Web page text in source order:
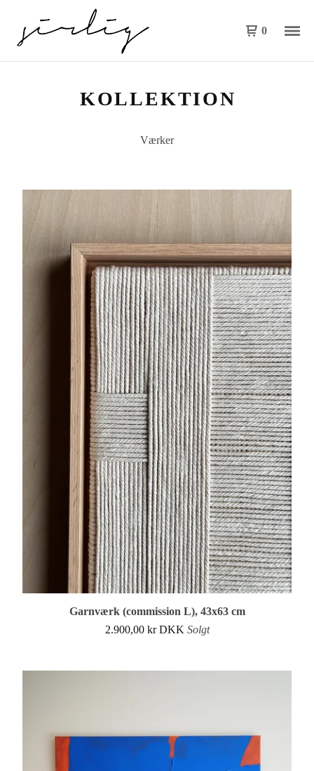
0
KOLLEKTION
Værker
Garnværk (commission L), 43x63 cm
2.900,00 kr DKK Solgt